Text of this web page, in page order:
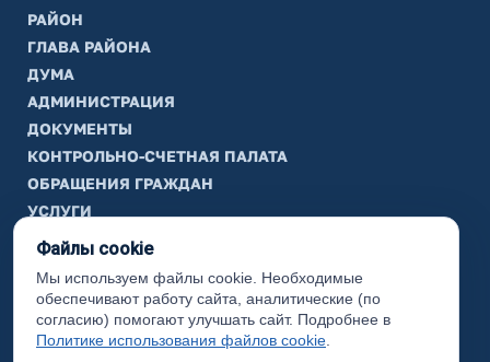
РАЙОН
ГЛАВА РАЙОНА
ДУМА
АДМИНИСТРАЦИЯ
ДОКУМЕНТЫ
КОНТРОЛЬНО-СЧЕТНАЯ ПАЛАТА
ОБРАЩЕНИЯ ГРАЖДАН
УСЛУГИ
ТИК
ИНФОРМАЦИЯ
Законодательная карта
Карта сайта
Файлы cookie
Мы используем файлы cookie. Необходимые
обеспечивают работу сайта, аналитические (по
согласию) помогают улучшать сайт. Подробнее в
Политике использования файлов cookie